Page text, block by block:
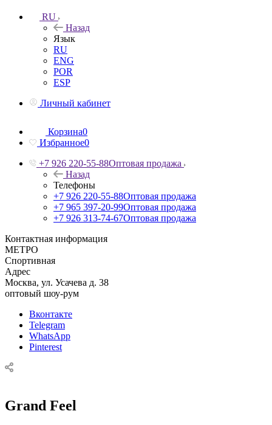
RU
Назад
Язык
RU
ENG
POR
ESP
Личный кабинет
Корзина0
Избранное0
+7 926 220-55-88Оптовая продажа
Назад
Телефоны
+7 926 220-55-88Оптовая продажа
+7 965 397-20-99Оптовая продажа
+7 926 313-74-67Оптовая продажа
Контактная информация
МЕТРО
Спортивная
Адрес
Москва, ул. Усачева д. 38
оптовый шоу-рум
Вконтакте
Telegram
WhatsApp
Pinterest
Grand Feel